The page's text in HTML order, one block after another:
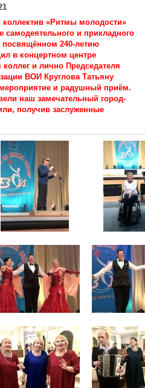
коллектив «Ритмы молодости»
самодеятельного и прикладного
посвящённом 240-летию
в концертном центре
и лично Председателя
ВОИ Круглова Татьяну
и радушный приём.
наш замечательный город-
получив заслуженные